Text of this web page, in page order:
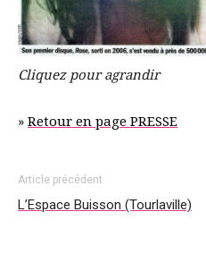
Cliquez pour agrandir
» Retour en page PRESSE
Article précédent
L’Espace Buisson (Tourlaville)